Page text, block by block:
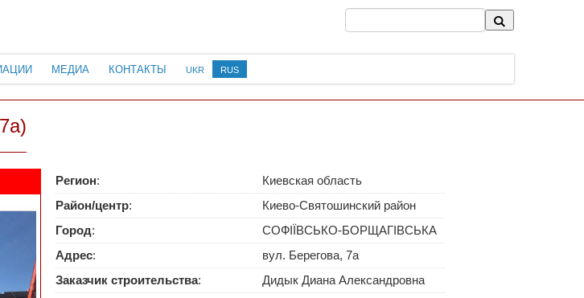
МЕДИА КОНТАКТЫ UKR RUS
Регион:
Киевская область
Район/центр:
Киево-Святошинский район
Город:
СОФІЇВСЬКО-БОРЩАГІВСЬКА
Адрес:
вул. Берегова, 7а
Заказчик строительства:
Дидык Диана Александровна